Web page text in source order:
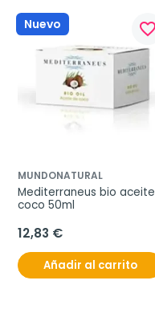
Nuevo favorite_border
MUNDONATURAL
Mediterraneus bio aceite
coco 50ml
12,83 €
Añadir al carrito